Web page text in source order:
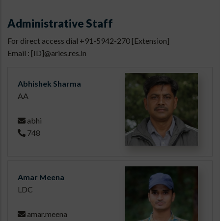
Administrative Staff
For direct access dial +91-5942-270 [Extension]
Email : [ID]@aries.res.in
Abhishek Sharma
AA
abhi
748
Amar Meena
LDC
amar.meena